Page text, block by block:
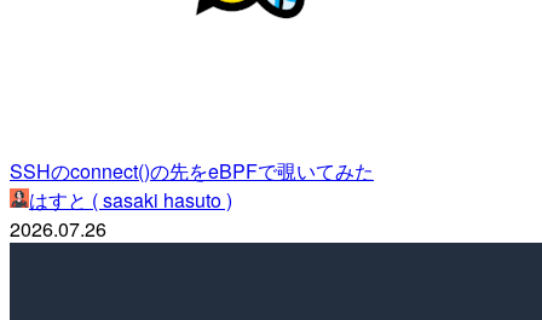
SSHのconnect()の先をeBPFで覗いてみた
はすと ( sasaki hasuto )
2026.07.26